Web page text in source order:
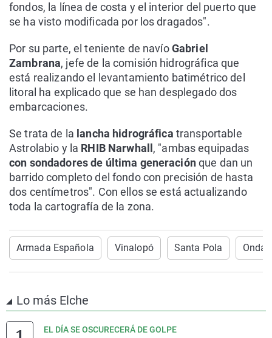
fondos, la línea de costa y el interior del puerto que
se ha visto modificada por los dragados".
Por su parte, el teniente de navíoGabriel
Zambrana, jefe de la comisión hidrográfica que
está realizando el levantamiento batimétrico del
litoral ha explicado que se han desplegado dos
embarcaciones.
Se trata de la lancha hidrográfica transportable
Astrolabio y la RHIB Narwhall , "ambas equipadas
con sondadores de última generaciónque dan un
barrido completo del fondo con precisión de hasta
dos centímetros". Con ellos se está actualizando
toda la cartografía de la zona.
Armada Española Vinalopó Santa Pola Onda
Lo más Elche
EL DÍA SE OSCURECERÁ DE GOLPE